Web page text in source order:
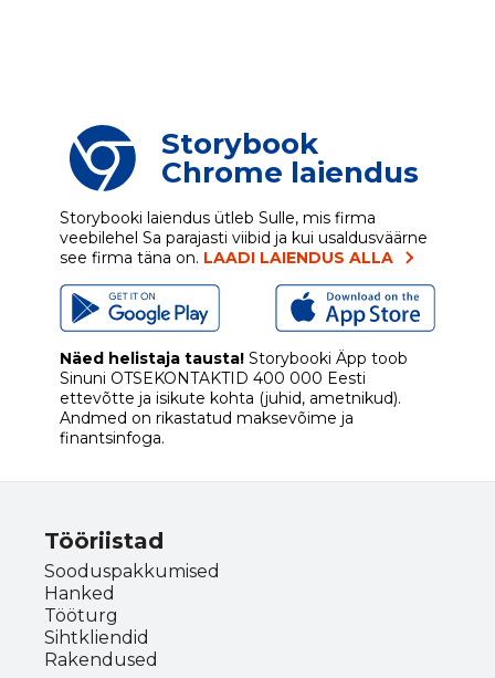
Storybook
Chrome laiendus
Storybooki laiendus ütleb Sulle, mis firma
veebilehel Sa parajasti viibid ja kui usaldusväärne
see firma täna on. LAADI LAIENDUS ALLA
Näed helistaja tausta! Storybooki Äpp toob
Sinuni OTSEKONTAKTID 400 000 Eesti
ettevõtte ja isikute kohta (juhid, ametnikud).
Andmed on rikastatud maksevõime ja
finantsinfoga.
Tööriistad
Sooduspakkumised
Hanked
Tööturg
Sihtkliendid
Rakendused